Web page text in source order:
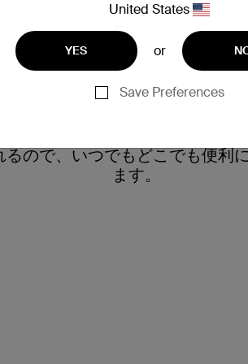
United States
YES or
Save Preferences
簡単なマグネット
対応マグネット式アク
ので、いつでもどこでも便利
ます。